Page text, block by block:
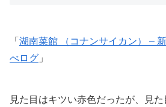
「 湖南菜館 （コナンサイカン） –
べログ 」
見た目はキツい赤色だったが、見